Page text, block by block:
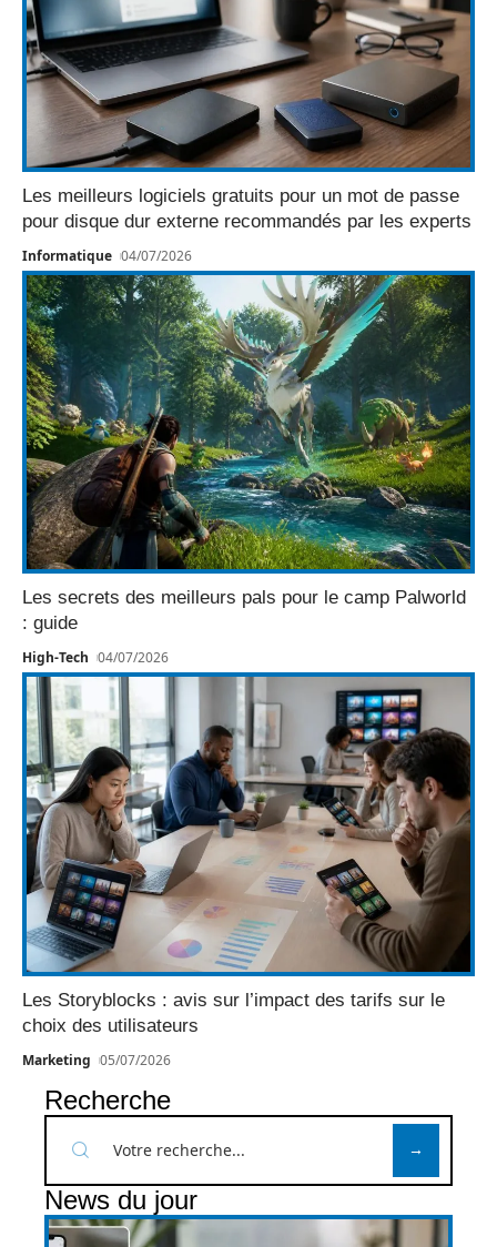
Les meilleurs logiciels gratuits pour un mot de passe
pour disque dur externe recommandés par les experts
Informatique 04/07/2026
Les secrets des meilleurs pals pour le camp Palworld
: guide
High-Tech 04/07/2026
Les Storyblocks : avis sur l’impact des tarifs sur le
choix des utilisateurs
Marketing 05/07/2026
Recherche
News du jour